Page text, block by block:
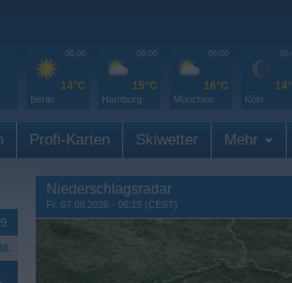
06:00
14°C
Berlin
06:00
15°C
Hamburg
06:00
16°C
München Köln
Profi-Karten Skiwetter Mehr
Niederschlagsradar
Fr. 07.08.2026 - 06:15 (CEST)